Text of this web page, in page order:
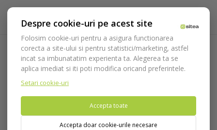
Despre cookie-uri pe acest site
Folosim cookie-uri pentru a asigura functionarea
corecta a site-ului si pentru statistici/marketing, astfel
incat sa imbunatatim experienta ta. Alegerea ta se
aplica imediat si iti poti modifica oricand preferintele.
Setari cookie-uri
Accepta toate
Accepta doar cookie-urile necesare
Ceramica
Acasa Consumabile Freze Polishers Ceramica